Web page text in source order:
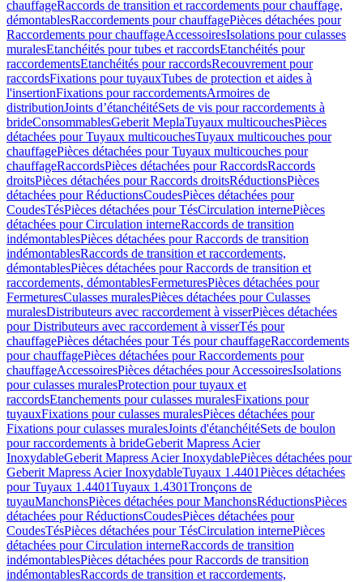
chauffageRaccords de transition et raccordements pour chauffage,
démontablesRaccordements pour chauffagePièces détachées pour
Raccordements pour chauffageAccessoiresIsolations pour culasses
muralesEtanchéités pour tubes et raccordsEtanchéités pour
raccordementsEtanchéités pour raccordsRecouvrement pour
raccordsFixations pour tuyauxTubes de protection et aides à
l'insertionFixations pour raccordementsArmoires de
distributionJoints d’étanchéitéSets de vis pour raccordements à
brideConsommablesGeberit MeplaTuyaux multicouchesPièces
détachées pour Tuyaux multicouchesTuyaux multicouches pour
chauffagePièces détachées pour Tuyaux multicouches pour
chauffageRaccordsPièces détachées pour RaccordsRaccords
droitsPièces détachées pour Raccords droitsRéductionsPièces
détachées pour RéductionsCoudesPièces détachées pour
CoudesTésPièces détachées pour TésCirculation internePièces
détachées pour Circulation interneRaccords de transition
indémontablesPièces détachées pour Raccords de transition
indémontablesRaccords de transition et raccordements,
démontablesPièces détachées pour Raccords de transition et
raccordements, démontablesFermeturesPièces détachées pour
FermeturesCulasses muralesPièces détachées pour Culasses
muralesDistributeurs avec raccordement à visserPièces détachées
pour Distributeurs avec raccordement à visserTés pour
chauffagePièces détachées pour Tés pour chauffageRaccordements
pour chauffagePièces détachées pour Raccordements pour
chauffageAccessoiresPièces détachées pour AccessoiresIsolations
pour culasses muralesProtection pour tuyaux et
raccordsEtanchements pour culasses muralesFixations pour
tuyauxFixations pour culasses muralesPièces détachées pour
Fixations pour culasses muralesJoints d'étanchéitéSets de boulon
pour raccordements à brideGeberit Mapress Acier
InoxydableGeberit Mapress Acier InoxydablePièces détachées pour
Geberit Mapress Acier InoxydableTuyaux 1.4401Pièces détachées
pour Tuyaux 1.4401Tuyaux 1.4301Tronçons de
tuyauManchonsPièces détachées pour ManchonsRéductionsPièces
détachées pour RéductionsCoudesPièces détachées pour
CoudesTésPièces détachées pour TésCirculation internePièces
détachées pour Circulation interneRaccords de transition
indémontablesPièces détachées pour Raccords de transition
indémontablesRaccords de transition et raccordements,